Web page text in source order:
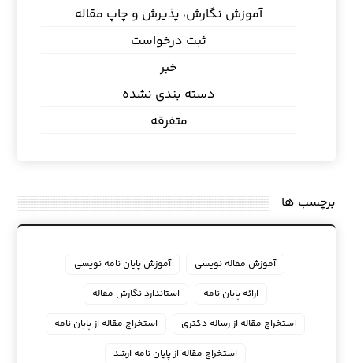
آموزش نگارش، پذیرش و چاپ مقاله
ثبت درخواست
خبر
دسته بندی نشده
متفرقه
برچسب ها
آموزش مقاله نویسی
آموزش پایان نامه نویسی
ارائه پایان نامه
استاندارد نگارش مقاله
استخراج مقاله از رساله دکتری
استخراج مقاله از پایان نامه
استخراج مقاله از پایان نامه ارشد